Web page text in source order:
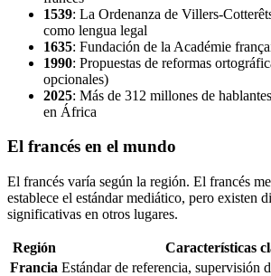
1539: La Ordenanza de Villers-
como lengua legal
1635: Fundación de la Académie
1990: Propuestas de reformas
opcionales)
2025: Más de 312 millones de
en África
El francés en el mundo
El francés varía según la región. El francés
establece el estándar mediático, pero existen
significativas en otros lugares.
Región
Características
Francia Estándar de referencia, supervisión